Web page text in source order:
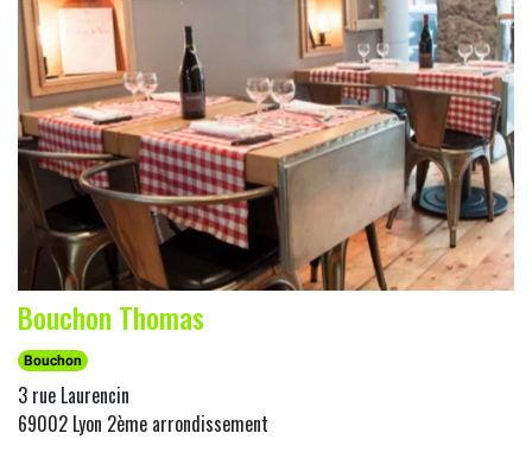
Bouchon Thomas
Bouchon
3 rue Laurencin
69002 Lyon 2ème arrondissement